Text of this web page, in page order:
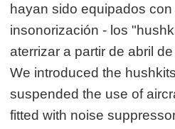
hayan sido equipados
insonorización - los
aterrizar a partir de abril
We introduced the
suspended the use of
fitted with noise